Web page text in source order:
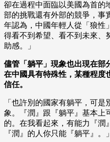
卻在過程中面臨以美國為首的
部的挑戰還有外部的競爭，事
年認為，中國年輕人從「狼性
得看不到希望、看不到未來、
助感。」
儘管「躺平」現象也出現在部
在中國具有特殊性，某種程度
信任。
「也許別的國家有躺平，可
象。『潤』跟『躺平』基本上
的。在我看起來，有能力『潤
『潤』的人你只能『躺平』。」